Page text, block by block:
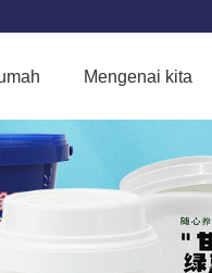
Mengenai kita